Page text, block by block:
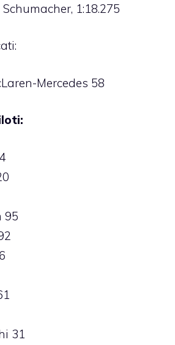
Schumacher, 1:18.275
Mercedes 58
95
31